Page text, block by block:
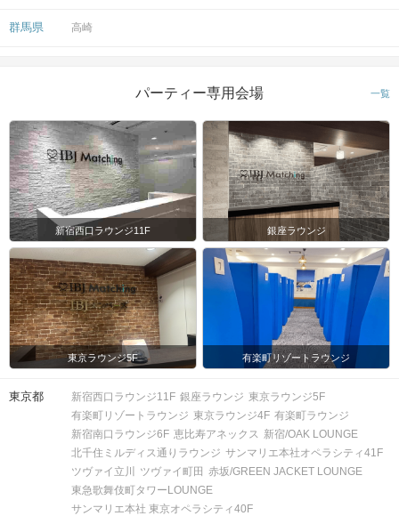
群馬県 高崎
パーティー専用会場 一覧
新宿西口ラウンジ11F 銀座ラウンジ
東京ラウンジ5F 有楽町リゾートラウンジ
東京都 新宿西口ラウンジ11F 銀座ラウンジ 東京ラウンジ5F
有楽町リゾートラウンジ 東京ラウンジ4F 有楽町ラウンジ
新宿南口ラウンジ6F 恵比寿アネックス 新宿/OAK LOUNGE
北千住ミルディス通りラウンジ サンマリエ本社オペラシティ41F
ツヴァイ立川
ツヴァイ町田 赤坂/GREEN JACKET LOUNGE
東急歌舞伎町タワーLOUNGE
サンマリエ本社 東京オペラシティ40F